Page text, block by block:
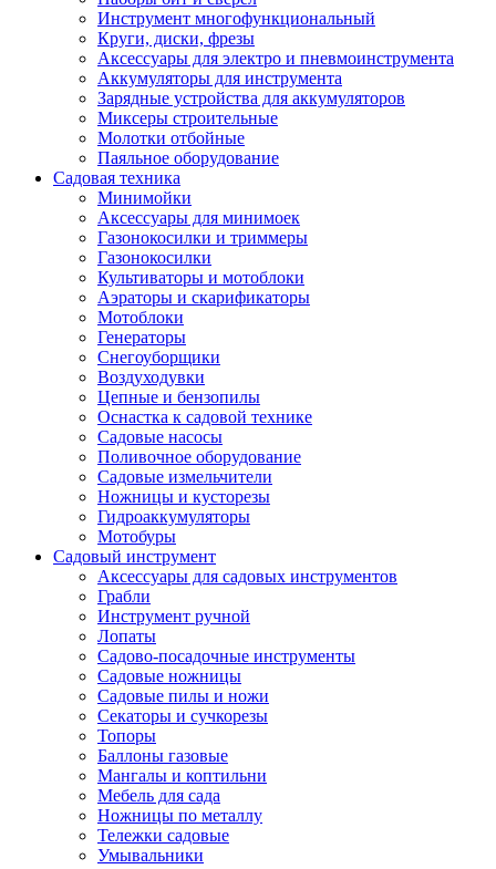
Аксессуары
Автолампы
Автомобильные провода, кабели,
Автомобильный инструмент
Автохимия
Аккумуляторы, зарядные устройства,
Домкраты
Компрессоры и манометры
Разветвители и адаптеры прикуривателя
Термохолодильники
Шумоизоляция
Щетки стеклоочистителей
Прочие аксессуары для автомобилей
Велосипеды и самокаты
Электротранспорт
Радиоуправляемые модели
Аксессуары для велосипедов
аксессуары для радиоуправляемых моделей
Расходные материалы
Бумага разная
Бумага для офисной техники
Бумага для профессиональной печати
Фотобумага
Наклейки
Термобумага
Бумага для факса
Пленка для печати
Пленка для ламинирования
Материалы для заправки
Чернила и заправки
Фотобарабаны
Оригинальные расходные материалы
Для лазерных устройств печати
Матричные картриджи
Опции
Струйные картриджи
Термопленки
Картриджи лазерные, тонер-картриджи
Лазерные оригинальные
Инструмент многофункциональный
Круги, диски, фрезы
Аксессуары для электро и пневмоинструмента
Аккумуляторы для инструмента
Зарядные устройства для аккумуляторов
Миксеры строительные
Молотки отбойные
Паяльное оборудование
Садовая техника
Минимойки
Аксессуары для минимоек
Газонокосилки и триммеры
Газонокосилки
Культиваторы и мотоблоки
Аэраторы и скарификаторы
Мотоблоки
Генераторы
Снегоуборщики
Воздуходувки
Цепные и бензопилы
Оснастка к садовой технике
Садовые насосы
Поливочное оборудование
Садовые измельчители
Ножницы и кусторезы
Гидроаккумуляторы
Мотобуры
Садовый инструмент
Аксессуары для садовых инструментов
Грабли
Инструмент ручной
Лопаты
Садово-посадочные инструменты
Садовые ножницы
Садовые пилы и ножи
Секаторы и сучкорезы
Топоры
Баллоны газовые
Мангалы и коптильни
Мебель для сада
Ножницы по металлу
Тележки садовые
Умывальники